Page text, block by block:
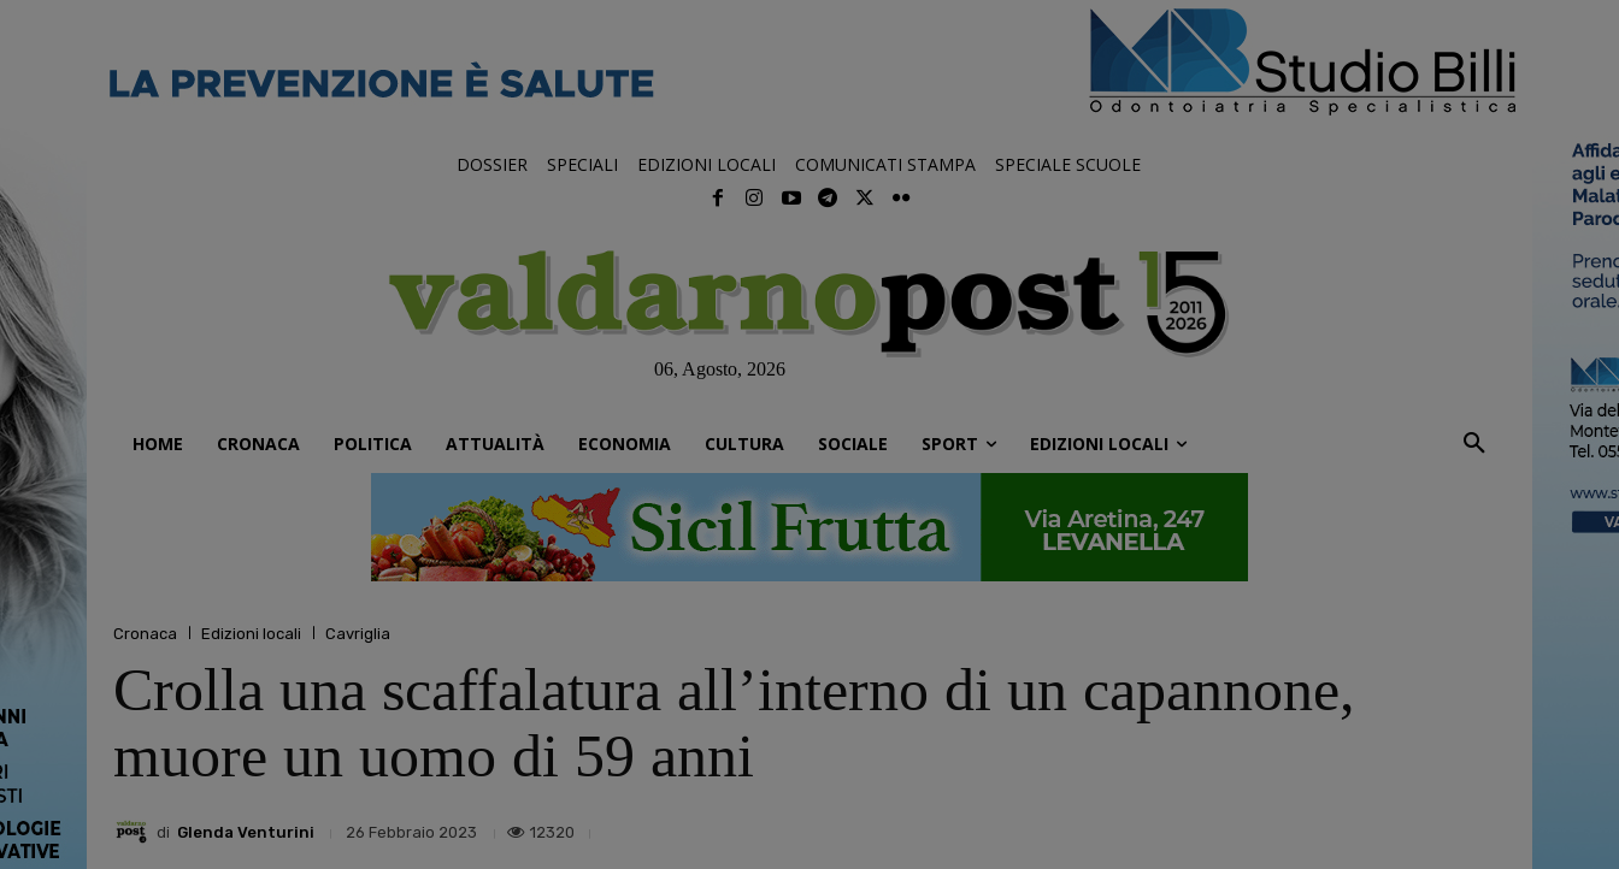
DOSSIER SPECIALI EDIZIONI LOCALI COMUNICATI STAMPA SPECIALE SCUOLE
06, Agosto, 2026
HOME CRONACA POLITICA ATTUALITÀ ECONOMIA CULTURA SOCIALE SPORT EDIZIONI LOCALI
Cronaca Edizioni locali Cavriglia
Crolla una scaffalatura all’interno di un capannone,
muore un uomo di 59 anni
di Glenda Venturini 26 Febbraio 2023 12320